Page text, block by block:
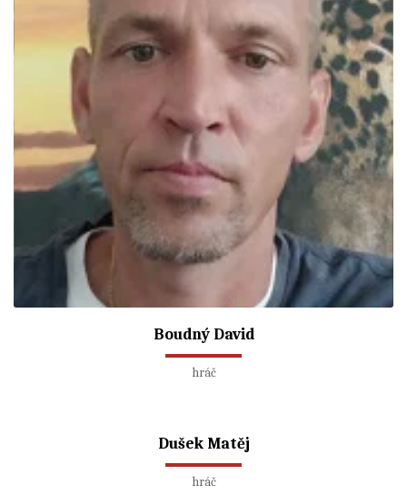
Boudný David
hráč
Dušek Matěj
hráč